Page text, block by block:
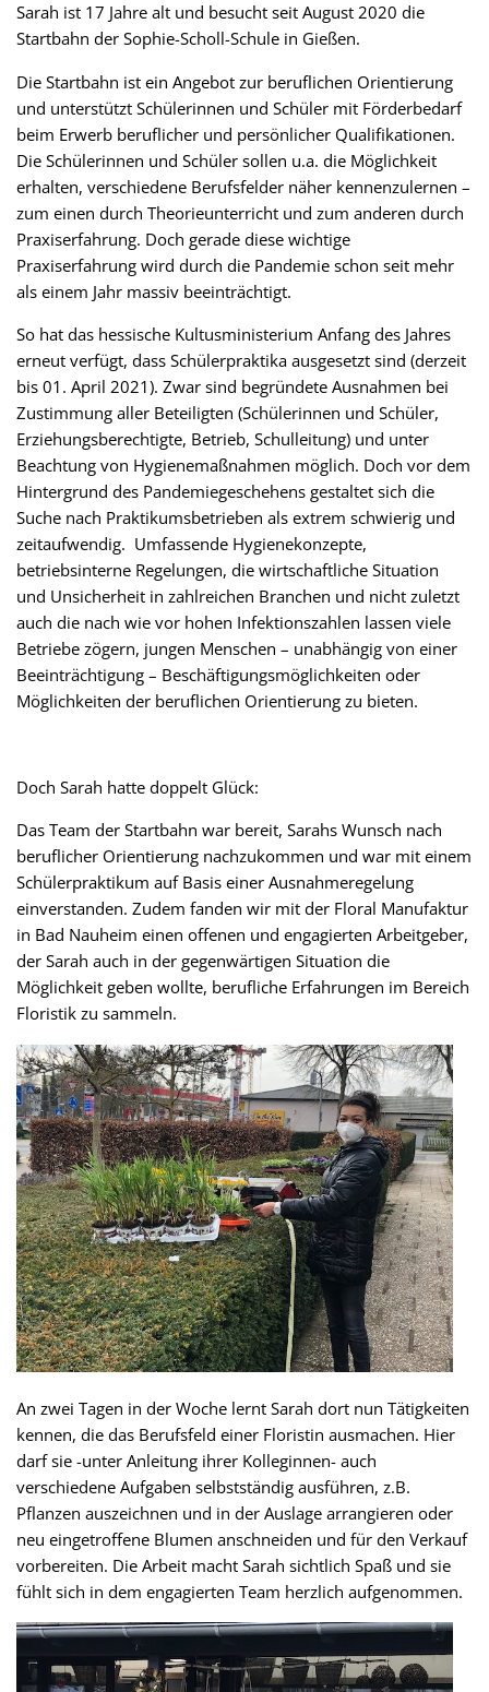
Sarah ist 17 Jahre alt und besucht seit August 2020 die
Startbahn der Sophie-Scholl-Schule in Gießen.
Die Startbahn ist ein Angebot zur beruflichen Orientierung
und unterstützt Schülerinnen und Schüler mit Förderbedarf
beim Erwerb beruflicher und persönlicher Qualifikationen.
Die Schülerinnen und Schüler sollen u.a. die Möglichkeit
erhalten, verschiedene Berufsfelder näher kennenzulernen –
zum einen durch Theorieunterricht und zum anderen durch
Praxiserfahrung. Doch gerade diese wichtige
Praxiserfahrung wird durch die Pandemie schon seit mehr
als einem Jahr massiv beeinträchtigt.
So hat das hessische Kultusministerium Anfang des Jahres
erneut verfügt, dass Schülerpraktika ausgesetzt sind (derzeit
bis 01. April 2021). Zwar sind begründete Ausnahmen bei
Zustimmung aller Beteiligten (Schülerinnen und Schüler,
Erziehungsberechtigte, Betrieb, Schulleitung) und unter
Beachtung von Hygienemaßnahmen möglich. Doch vor dem
Hintergrund des Pandemiegeschehens gestaltet sich die
Suche nach Praktikumsbetrieben als extrem schwierig und
zeitaufwendig. Umfassende Hygienekonzepte,
betriebsinterne Regelungen, die wirtschaftliche Situation
und Unsicherheit in zahlreichen Branchen und nicht zuletzt
auch die nach wie vor hohen Infektionszahlen lassen viele
Betriebe zögern, jungen Menschen – unabhängig von einer
Beeinträchtigung – Beschäftigungsmöglichkeiten oder
Möglichkeiten der beruflichen Orientierung zu bieten.
Doch Sarah hatte doppelt Glück:
Das Team der Startbahn war bereit, Sarahs Wunsch nach
beruflicher Orientierung nachzukommen und war mit einem
Schülerpraktikum auf Basis einer Ausnahmeregelung
einverstanden. Zudem fanden wir mit der Floral Manufaktur
in Bad Nauheim einen offenen und engagierten Arbeitgeber,
der Sarah auch in der gegenwärtigen Situation die
Möglichkeit geben wollte, berufliche Erfahrungen im Bereich
Floristik zu sammeln.
An zwei Tagen in der Woche lernt Sarah dort nun Tätigkeiten
kennen, die das Berufsfeld einer Floristin ausmachen. Hier
darf sie -unter Anleitung ihrer Kolleginnen- auch
verschiedene Aufgaben selbstständig ausführen, z.B.
Pflanzen auszeichnen und in der Auslage arrangieren oder
neu eingetroffene Blumen anschneiden und für den Verkauf
vorbereiten. Die Arbeit macht Sarah sichtlich Spaß und sie
fühlt sich in dem engagierten Team herzlich aufgenommen.